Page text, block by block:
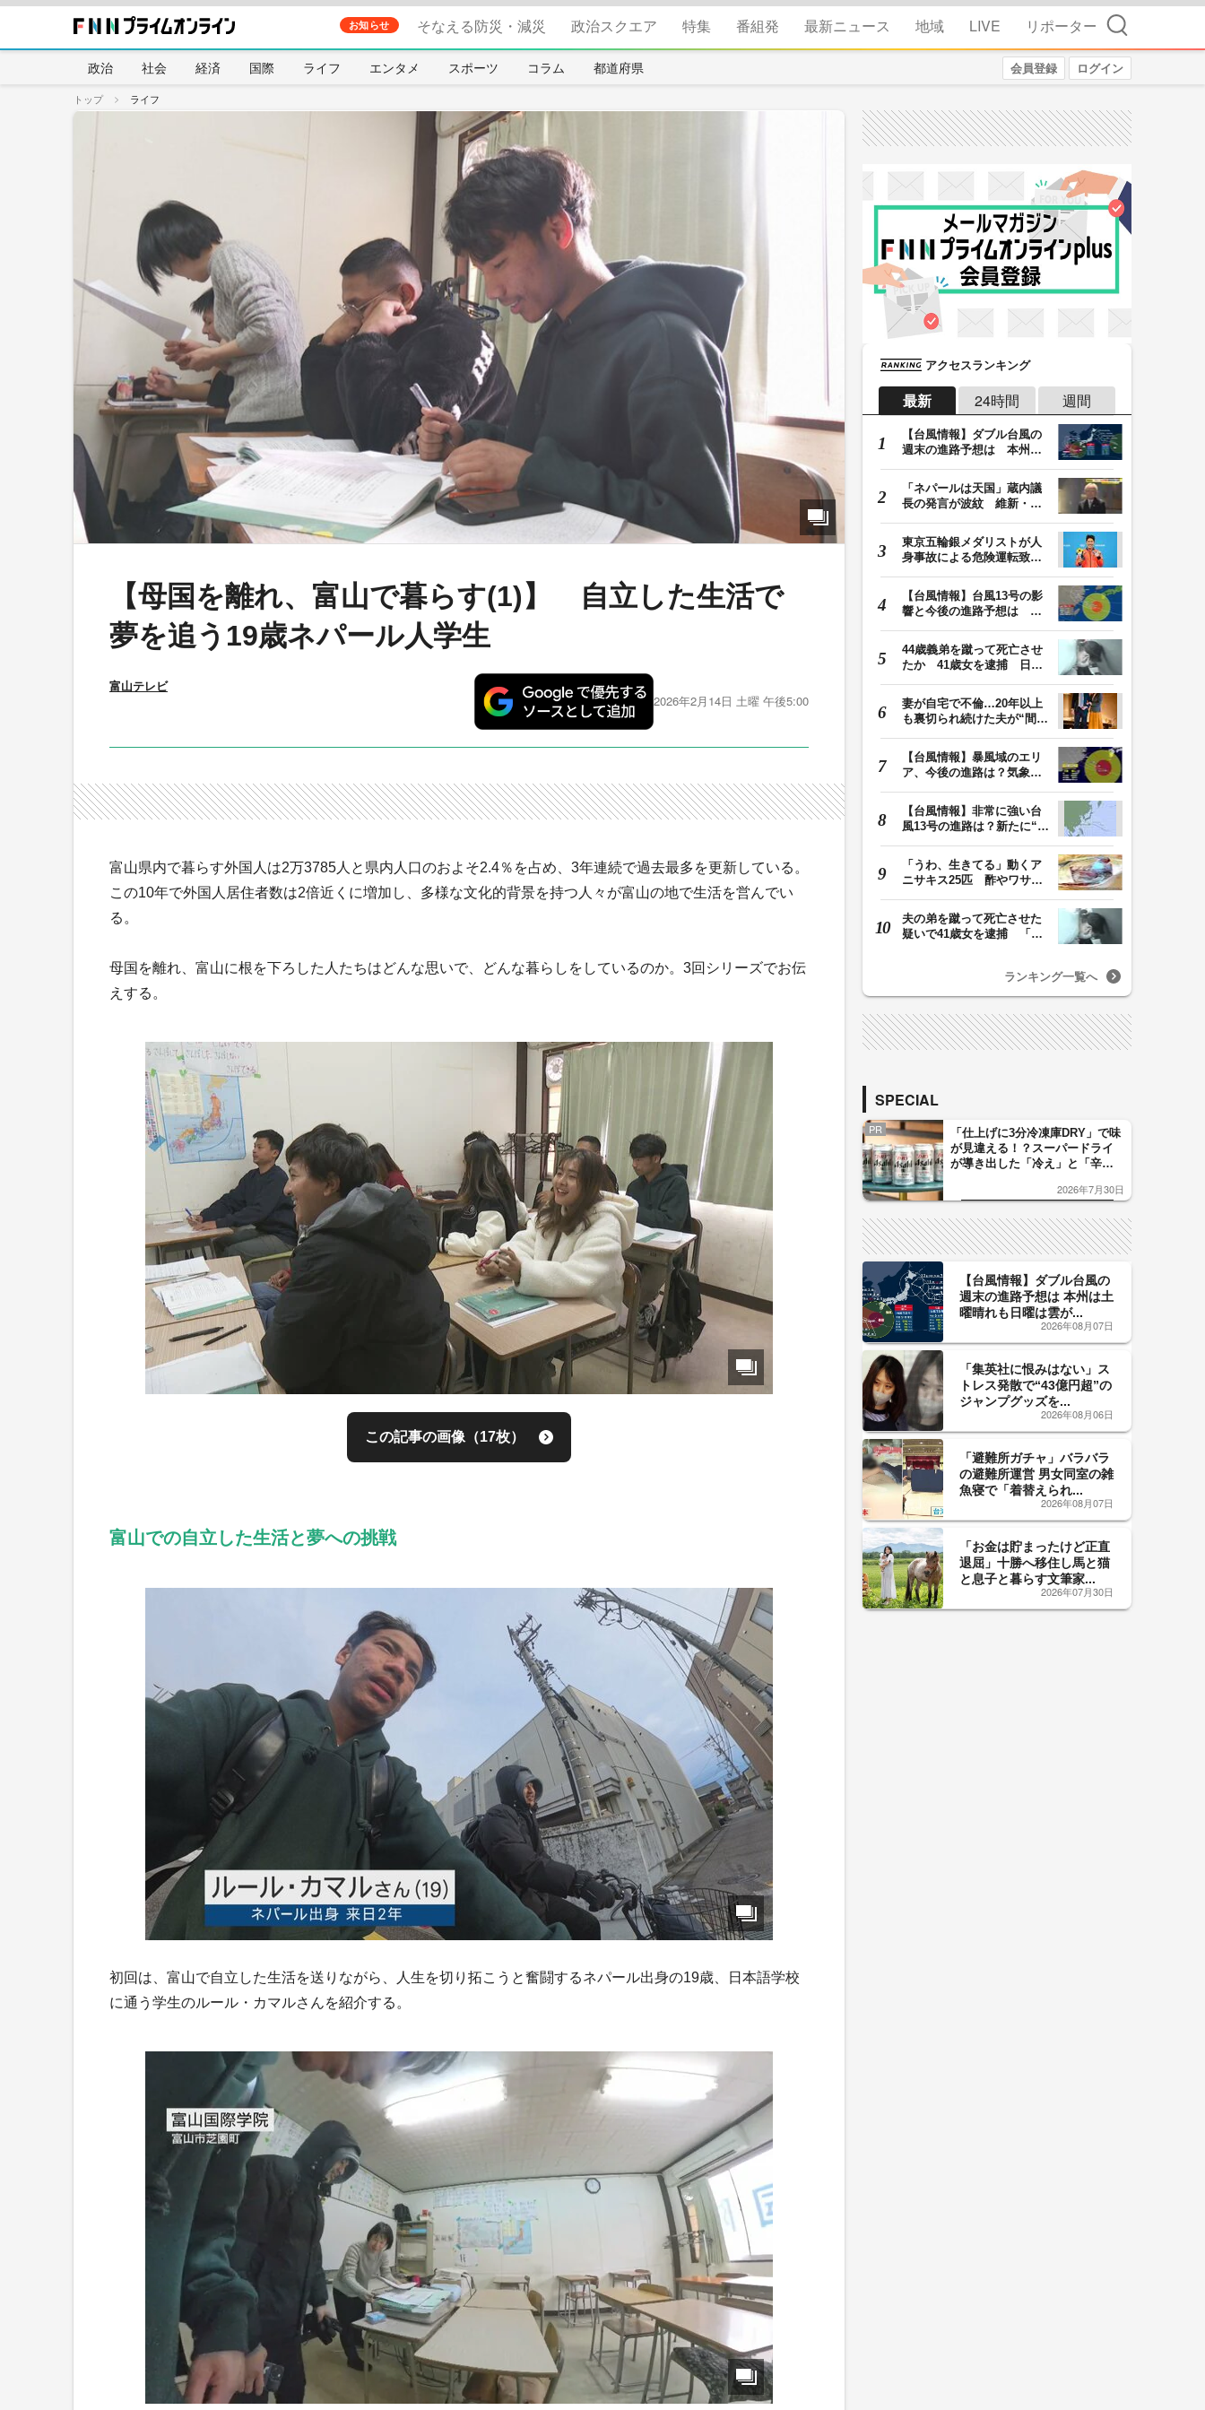
お知らせ そなえる防災・減災 政治スクエア 特集 番組発 最新ニュース 地域 LIVE リポーター 検索
政治 社会 経済 国際 ライフ エンタメ スポーツ コラム 都道府県 会員登録 ログイン
トップ ライフ
【母国を離れ、富山で暮らす(1)】 自立した生活で
夢を追う19歳ネパール人学生
富山テレビ
2026年2月14日 土曜 午後5:00
富山県内で暮らす外国人は2万3785人と県内人口のおよそ2.4％を占め、3年連続で過去最多を更新している。
この10年で外国人居住者数は2倍近くに増加し、多様な文化的背景を持つ人々が富山の地で生活を営んでい
る。
母国を離れ、富山に根を下ろした人たちはどんな思いで、どんな暮らしをしているのか。3回シリーズでお伝
えする。
この記事の画像（17枚）
富山での自立した生活と夢への挑戦
初回は、富山で自立した生活を送りながら、人生を切り拓こうと奮闘するネパール出身の19歳、日本語学校
に通う学生のルール・カマルさんを紹介する。
アクセスランキング
最新 24時間 週間
【台風情報】ダブル台風の
週末の進路予想は 本州は
「ネパールは天国」蔵内議
長の発言が波紋 維新・吉
東京五輪銀メダリストが人
身事故による危険運転致傷
【台風情報】台風13号の影
響と今後の進路予想は 沖
44歳義弟を蹴って死亡させ
たか 41歳女を逮捕 日頃
妻が自宅で不倫…20年以上
も裏切られ続けた夫が“間
【台風情報】暴風域のエリ
ア、今後の進路は？気象予
【台風情報】非常に強い台
風13号の進路は？新たに“台
「うわ、生きてる」動くア
ニサキス25匹 酢やワサビ
夫の弟を蹴って死亡させた
疑いで41歳女を逮捕 「生
ランキング一覧へ
SPECIAL
PR
「仕上げに3分冷凍庫DRY」で味
が見違える！？スーパードライ
が導き出した「冷え」と「辛
した「辛口カーブ」が飲み頃の
2026年7月30日
【台風情報】ダブル台風の
週末の進路予想は 本州は土
曜晴れも日曜は雲が...
2026年08月07日
「集英社に恨みはない」ス
トレス発散で“43億円超”の
ジャンプグッズを...
2026年08月06日
「避難所ガチャ」バラバラ
の避難所運営 男女同室の雑
魚寝で「着替えられ...
2026年08月07日
「お金は貯まったけど正直
退屈」十勝へ移住し馬と猫
と息子と暮らす文筆家...
2026年07月30日